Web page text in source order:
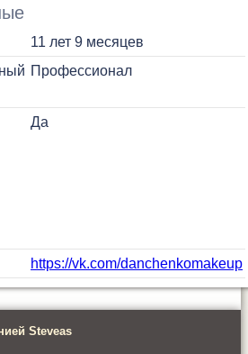
11 лет 9 месяцев
Профессионал
Да
https://vk.com/danchenkomakeup
Steveas